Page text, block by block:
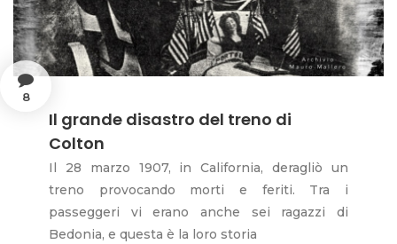
8
Il grande disastro del treno di
Colton
Il 28 marzo 1907, in California, deragliò un
treno provocando morti e feriti. Tra i
passeggeri vi erano anche sei ragazzi di
Bedonia, e questa è la loro storia